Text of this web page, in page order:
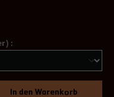
:
In den Warenkorb